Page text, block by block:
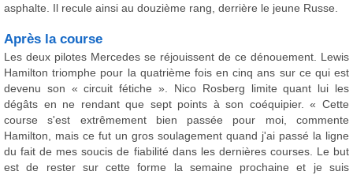
asphalte. Il recule ainsi au douzième rang, derrière le jeune Russe.
Après la course
Les deux pilotes Mercedes se réjouissent de ce dénouement. Lewis
Hamilton triomphe pour la quatrième fois en cinq ans sur ce qui est
devenu son « circuit fétiche ». Nico Rosberg limite quant lui les
dégâts en ne rendant que sept points à son coéquipier. « Cette
course s'est extrêmement bien passée pour moi, commente
Hamilton, mais ce fut un gros soulagement quand j'ai passé la ligne
du fait de mes soucis de fiabilité dans les dernières courses. Le but
est de rester sur cette forme la semaine prochaine et je suis